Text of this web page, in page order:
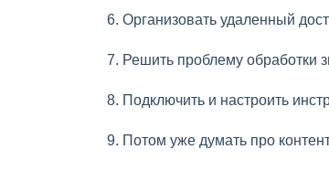
6. Организовать удаленный
7. Решить проблему обработки
8. Подключить и настроить
9. Потом уже думать про